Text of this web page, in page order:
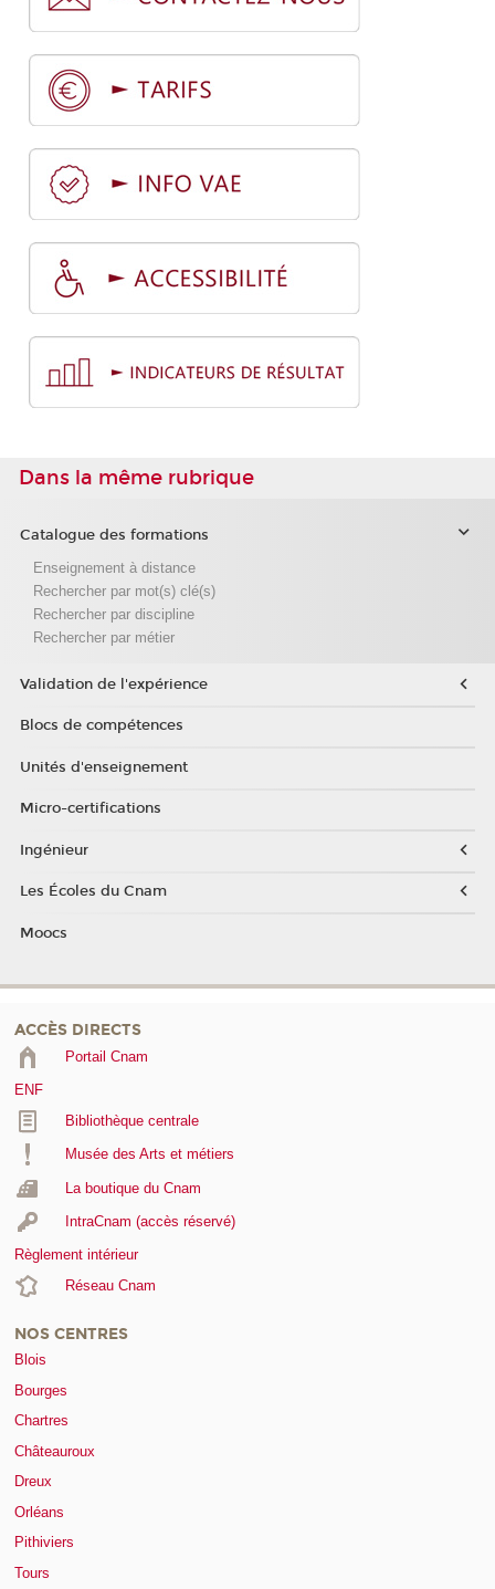
Dans la même rubrique
Catalogue des formations
Enseignement à distance
Rechercher par mot(s) clé(s)
Rechercher par discipline
Rechercher par métier
Validation de l'expérience
Blocs de compétences
Unités d'enseignement
Micro-certifications
Ingénieur
Les Écoles du Cnam
Moocs
ACCÈS DIRECTS
Portail Cnam
ENF
Bibliothèque centrale
Musée des Arts et métiers
La boutique du Cnam
IntraCnam (accès réservé)
Règlement intérieur
Réseau Cnam
NOS CENTRES
Blois
Bourges
Chartres
Châteauroux
Dreux
Orléans
Pithiviers
Tours